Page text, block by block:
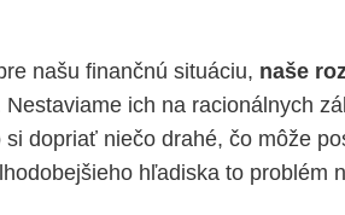
našu finančnú situáciu, naše
Nestaviame ich na racionálnych
dopriať niečo drahé, čo môže
hľadiska to problém